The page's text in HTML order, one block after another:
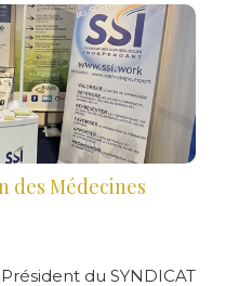
des Médecines
du SYNDICAT